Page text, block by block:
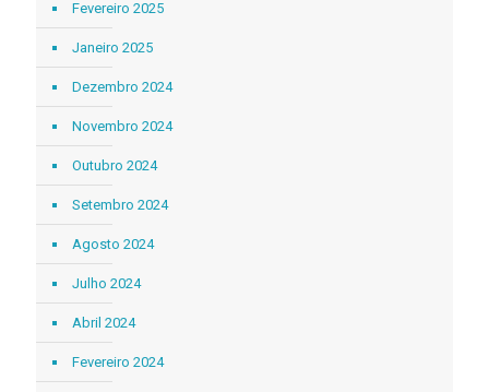
Fevereiro 2025
Janeiro 2025
Dezembro 2024
Novembro 2024
Outubro 2024
Setembro 2024
Agosto 2024
Julho 2024
Abril 2024
Fevereiro 2024